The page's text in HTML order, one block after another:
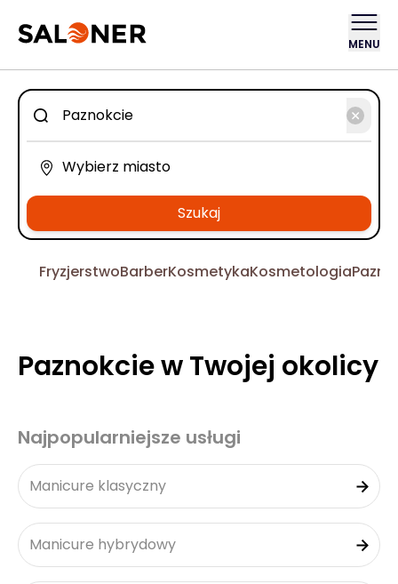
MENU
Szukaj
FryzjerstwoBarberKosmetykaKosmetologia
Paznokcie w Twojej okolicy
Najpopularniejsze usługi
Manicure klasyczny
Manicure hybrydowy